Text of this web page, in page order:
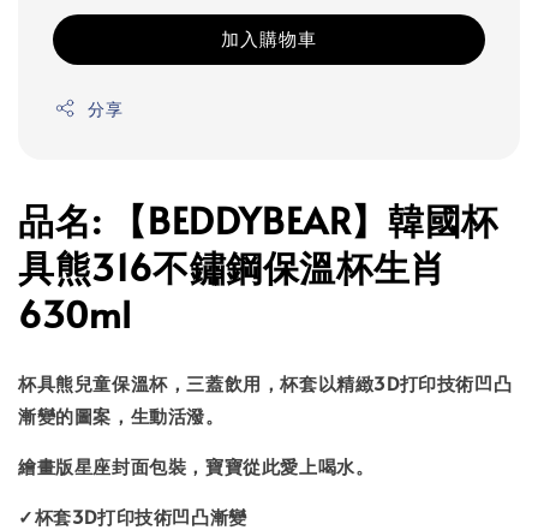
加入購物車
分享
品名: 【BEDDYBEAR】韓國杯
具熊316不鏽鋼保溫杯生肖
630ml
杯具熊兒童保溫杯，三蓋飲用，杯套以精緻3D打印技術凹凸
漸變的圖案，生動活潑。
繪畫版星座封面包裝，寶寶從此愛上喝水。
✓杯套3D打印技術凹凸漸變